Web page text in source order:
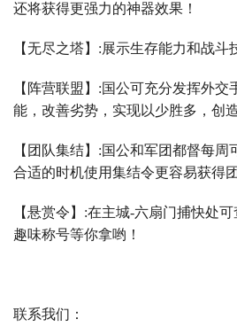
还将获得更强力的神器效果！
【无尽之塔】 :展示生存能力和战斗
【阵营联盟】 :国公可充分发挥外交
能，改善劣势，实现以少胜多，创
【团队集结】 :国公和军团都督每周
合适的时机使用集结令更容易获得
【悬赏令】 :在主城-六扇门捕快处
趣味称号等你拿哟！
联系我们：